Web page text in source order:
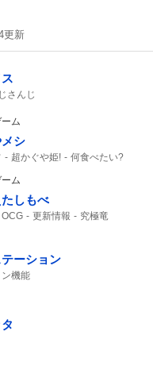
更新
さんじ
ム
シ
超かぐや姫!
何食べたい?
超かぐや姫
ム
しもべ
OCG 更新情報 究極竜
ーション
ン機能